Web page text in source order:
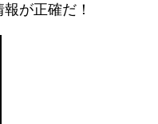
が正確だ！